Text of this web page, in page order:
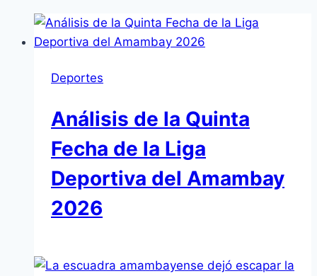
Deportes
Análisis de la Quinta
Fecha de la Liga
Deportiva del Amambay
2026